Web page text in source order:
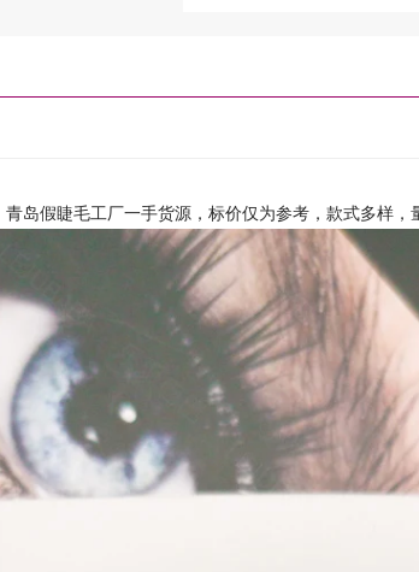
青岛假睫毛工厂一手货源，标价仅为参考，款式多样，